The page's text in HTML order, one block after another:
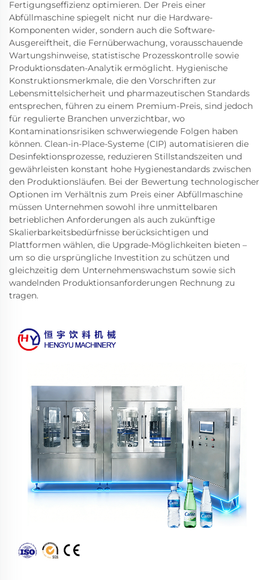
Fertigungseffizienz optimieren. Der Preis einer
Abfüllmaschine spiegelt nicht nur die Hardware-
Komponenten wider, sondern auch die Software-
Ausgereiftheit, die Fernüberwachung, vorausschauende
Wartungshinweise, statistische Prozesskontrolle sowie
Produktionsdaten-Analytik ermöglicht. Hygienische
Konstruktionsmerkmale, die den Vorschriften zur
Lebensmittelsicherheit und pharmazeutischen Standards
entsprechen, führen zu einem Premium-Preis, sind jedoch
für regulierte Branchen unverzichtbar, wo
Kontaminationsrisiken schwerwiegende Folgen haben
können. Clean-in-Place-Systeme (CIP) automatisieren die
Desinfektionsprozesse, reduzieren Stillstandszeiten und
gewährleisten konstant hohe Hygienestandards zwischen
den Produktionsläufen. Bei der Bewertung technologischer
Optionen im Verhältnis zum Preis einer Abfüllmaschine
müssen Unternehmen sowohl ihre unmittelbaren
betrieblichen Anforderungen als auch zukünftige
Skalierbarkeitsbedürfnisse berücksichtigen und
Plattformen wählen, die Upgrade-Möglichkeiten bieten –
um so die ursprüngliche Investition zu schützen und
gleichzeitig dem Unternehmenswachstum sowie sich
wandelnden Produktionsanforderungen Rechnung zu
tragen.